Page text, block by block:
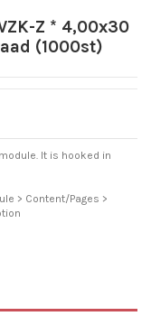
Z * 4,00x30
(1000st)
module. It is hooked in
> Content/Pages >